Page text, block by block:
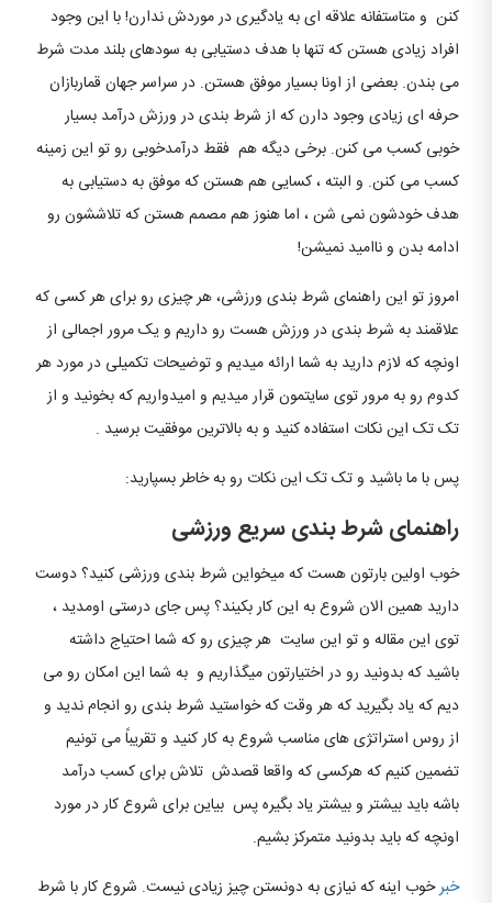
کنن و متاستفانه علاقه ای به یادگیری در موردش ندارن! با این وجود
افراد زیادی هستن که تنها با هدف دستیابی به سودهای بلند مدت شرط
می بندن. بعضی از اونا بسیار موفق هستن. در سراسر جهان قماربازان
حرفه ای زیادی وجود دارن که از شرط بندی در ورزش درآمد بسیار
خوبی کسب می کنن. برخی دیگه هم فقط درآمدخوبی رو تو این زمینه
کسب می کنن. و البته ، کسایی هم هستن که موفق به دستیابی به
هدف خودشون نمی شن ، اما هنوز هم مصمم هستن که تلاششون رو
ادامه بدن و ناامید نمیشن!
امروز تو این راهنمای شرط بندی ورزشی، هر چیزی رو برای هر کسی که
علاقمند به شرط بندی در ورزش هست رو داریم و یک مرور اجمالی از
اونچه که لازم دارید به شما ارائه میدیم و توضیحات تکمیلی در مورد هر
کدوم رو به مرور توی سایتمون قرار میدیم و امیدواریم که بخونید و از
تک تک این نکات استفاده کنید و به بالاترین موفقیت برسید .
پس با ما باشید و تک تک این نکات رو به خاطر بسپارید:
راهنمای شرط بندی سریع ورزشی
خوب اولین بارتون هست که میخواین شرط بندی ورزشی کنید؟ دوست
دارید همین الان شروع به این کار بکیند؟ پس جای درستی اومدید ،
توی این مقاله و تو این سایت هر چیزی رو که شما احتیاج داشته
باشید که بدونید رو در اختیارتون میگذاریم و به شما این امکان رو می
دیم که یاد بگیرید که هر وقت که خواستید شرط بندی رو انجام ندید و
از روس استراتژی های مناسب شروع به کار کنید و تقریباً می تونیم
تضمین کنیم که هرکسی که واقعا قصدش تلاش برای کسب درآمد
باشه باید بیشتر و بیشتر یاد بگیره پس بیاین برای شروع کار در مورد
اونچه که باید بدونید متمرکز بشیم.
خبرخوب اینه که نیازی به دونستن چیز زیادی نیست. شروع کار با شرط